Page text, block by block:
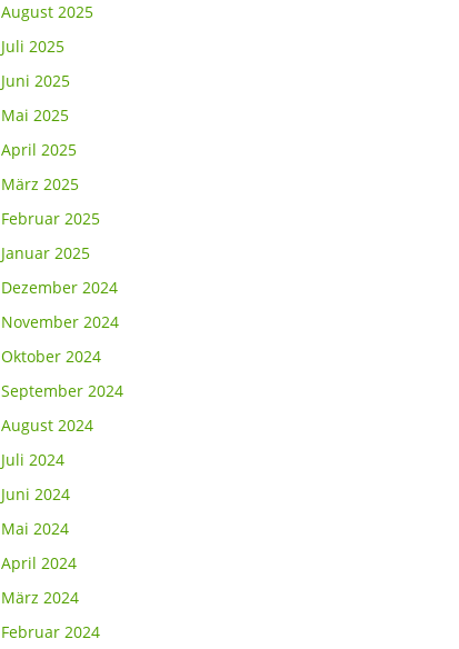
August 2025
Juli 2025
Juni 2025
Mai 2025
April 2025
März 2025
Februar 2025
Januar 2025
Dezember 2024
November 2024
Oktober 2024
September 2024
August 2024
Juli 2024
Juni 2024
Mai 2024
April 2024
März 2024
Februar 2024